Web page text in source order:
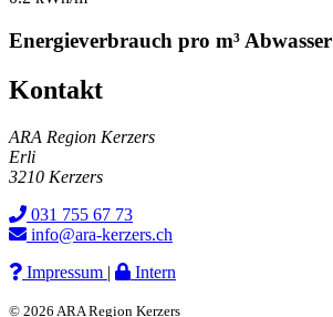
Energieverbrauch pro m³ Abwasser
Kontakt
ARA Region Kerzers
Erli
3210 Kerzers
031 755 67 73
info@ara-kerzers.ch
Impressum | Intern
© 2026 ARA Region Kerzers